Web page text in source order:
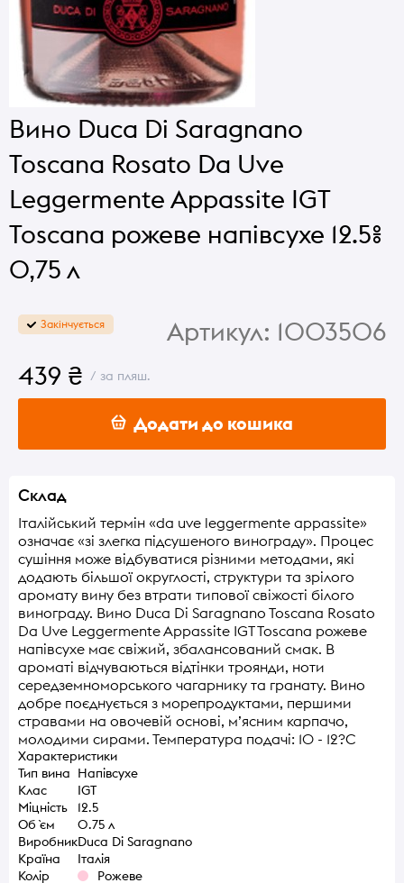
Вино Duca Di Saragnano
Toscana Rosato Da Uve
Leggermente Appassite IGT
Toscana рожеве напівсухе 12.5%
0,75 л
Закінчується Артикул: 1003506
439 ₴ / за пляш.
Додати до кошика
Склад
Італійський термін «da uve leggermente appassite»
означає «зі злегка підсушеного винограду». Процес
сушіння може відбуватися різними методами, які
додають більшої округлості, структури та зрілого
аромату вину без втрати типової свіжості білого
винограду. Вино Duca Di Saragnano Toscana Rosato
Da Uve Leggermente Appassite IGT Toscana рожеве
напівсухе має свіжий, збалансований смак. В
ароматі відчуваються відтінки троянди, ноти
середземноморського чагарнику та гранату. Вино
добре поєднується з морепродуктами, першими
стравами на овочевій основі, м’ясним карпачо,
молодими сирами. Температура подачі: 10 - 12?C
Характеристики
Тип вина Напівсухе
Клас
IGT
Міцність
12.5
Об `єм
0.75 л
ВиробникDuca Di Saragnano
Країна
Італія
Колір
Рожеве